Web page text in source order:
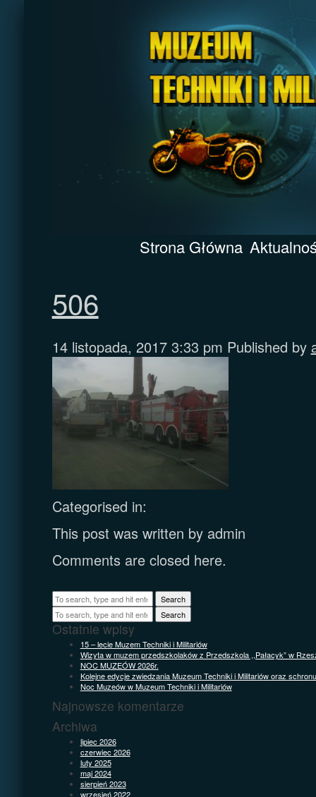
Strona Główna
506
14 listopada, 2017 3:33 pm Published by
Categorised in:
This post was written by admin
Comments are closed here.
Search
Search
Ostatnie wpisy
15 – lecie Muzem Techniki i Militariów
Wizyta w muzem przedszkolaków z Przedszkola ,,Pałacyk” w
NOC MUZEÓW 2026r.
Kolejne edycje zwiedzania Muzeum Techniki i Militariów oraz
Noc Muzeów w Muzeum Techniki i Militariów
Najnowsze komentarze
Archiwa
lipiec 2026
czerwiec 2026
luty 2025
maj 2024
sierpień 2023
wrzesień 2022